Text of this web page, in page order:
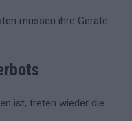
müssen ihre Geräte
ist, treten wieder die